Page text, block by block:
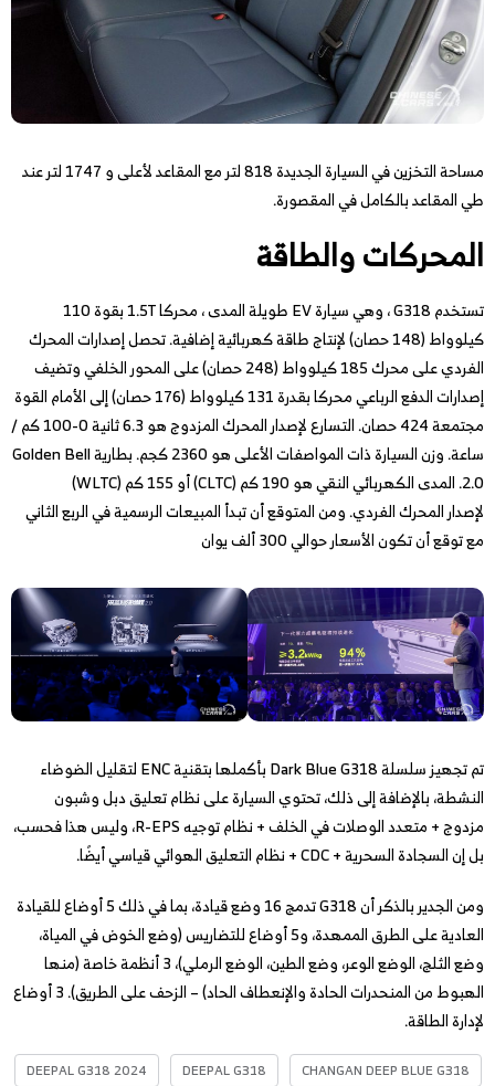
مساحة التخزين في السيارة الجديدة 818 لتر مع المقاعد لأعلى و 1747 لتر عند
طي المقاعد بالكامل في المقصورة.
المحركات والطاقة
تستخدم G318 ، وهي سيارة EV طويلة المدى ، محركا 1.5T بقوة 110
كيلوواط (148 حصان) لإنتاج طاقة كهربائية إضافية. تحصل إصدارات المحرك
الفردي على محرك 185 كيلوواط (248 حصان) على المحور الخلفي وتضيف
إصدارات الدفع الرباعي محركا بقدرة 131 كيلوواط (176 حصان) إلى الأمام القوة
مجتمعة 424 حصان. التسارع لإصدار المحرك المزدوج هو 6.3 ثانية 0-100 كم /
ساعة. وزن السيارة ذات المواصفات الأعلى هو 2360 كجم. بطارية Golden Bell
2.0. المدى الكهربائي النقي هو 190 كم (CLTC) أو 155 كم (WLTC)
لإصدار المحرك الفردي. ومن المتوقع أن تبدأ المبيعات الرسمية في الربع الثاني
مع توقع أن تكون الأسعار حوالي 300 ألف يوان
تم تجهيز سلسلة Dark Blue G318 بأكملها بتقنية ENC لتقليل الضوضاء
النشطة، بالإضافة إلى ذلك، تحتوي السيارة على نظام تعليق دبل وشبون
مزدوج + متعدد الوصلات في الخلف + نظام توجيه R-EPS، وليس هذا فحسب،
بل إن السجادة السحرية + CDC + نظام التعليق الهوائي قياسي أيضًا.
ومن الجدير بالذكر أن G318 تدمج 16 وضع قيادة، بما في ذلك 5 أوضاع للقيادة
العادية على الطرق الممهدة، و5 أوضاع للتضاريس (وضع الخوض في المياة،
وضع الثلج، الوضع الوعر، وضع الطين، الوضع الرملي)، 3 أنظمة خاصة (منها
الهبوط من المنحدرات الحادة والإنعطاف الحاد) – الزحف على الطريق). 3 أوضاع
لإدارة الطاقة.
CHANGAN DEEP BLUE G318
DEEPAL G318
DEEPAL G318 2024